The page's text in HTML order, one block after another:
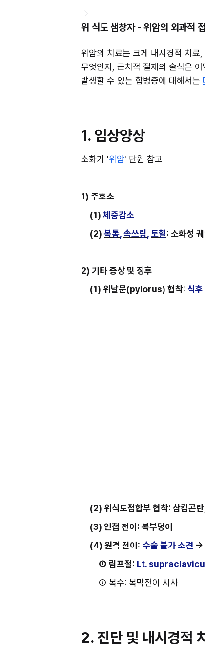
위 식도 샘창자 - 위암의 외과적
위암의 치료는 크게 내시경적 치료
무엇인지, 근치적 절제의 술식은
발생할 수 있는 합병증에 대해서는
1. 임상양상
소화기 '위암' 단원 참고
1) 주호소
(1) 체중감소
(2) 복통 속쓰림 토혈: 소화성
2) 기타 증상 및 징후
(1) 위날문(pylorus) 협착: 식후
(2) 위식도접합부 협착: 삼킴곤란,
(3) 인접 전이: 복부덩이
(4) 원격 전이: 수술 불가소견 →
① 림프절: Lt.
② 복수: 복막전이 시사
2. 진단 및 내시경적